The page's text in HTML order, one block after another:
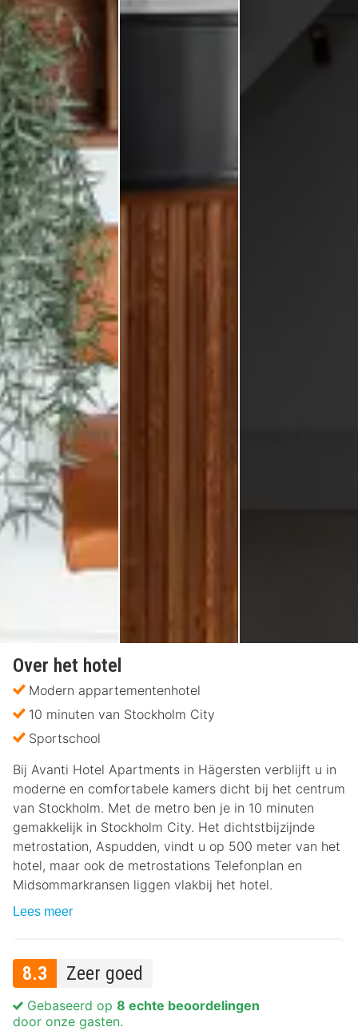
Over het hotel
Modern appartementenhotel
10 minuten van Stockholm City
Sportschool
Bij Avanti Hotel Apartments in Hägersten verblijft u in
moderne en comfortabele kamers dicht bij het centrum
van Stockholm. Met de metro ben je in 10 minuten
gemakkelijk in Stockholm City. Het dichtstbijzijnde
metrostation, Aspudden, vindt u op 500 meter van het
hotel, maar ook de metrostations Telefonplan en
Midsommarkransen liggen vlakbij het hotel.
Lees meer
8.3 Zeer goed
Gebaseerd op 8 echte beoordelingen
door onze gasten.